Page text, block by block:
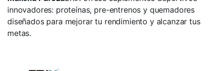
innovadores: proteínas, pre-entrenos y quemadores
diseñados para mejorar tu rendimiento y alcanzar tus
metas.